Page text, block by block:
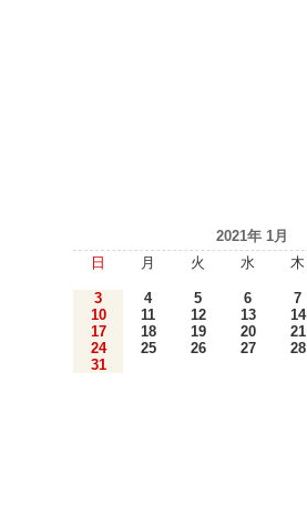
2021年 1月
日
月 火 水 木
3
4 5 6 7
10
11 12 13 14
17
18 19 20 21
24
25 26 27 28
31